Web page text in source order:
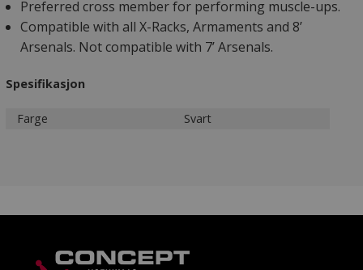
Preferred cross member for performing muscle-ups.
Compatible with all X-Racks, Armaments and 8’
Arsenals. Not compatible with 7’ Arsenals.
Spesifikasjon
Farge Svart